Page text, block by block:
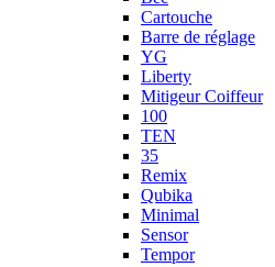
Cartouche
Barre de réglage
YG
Liberty
Mitigeur Coiffeur
100
TEN
35
Remix
Qubika
Minimal
Sensor
Tempor